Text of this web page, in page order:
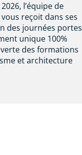
l’équipe de
reçoit dans ses
des journées portes
unique 100%
des formations
et architecture